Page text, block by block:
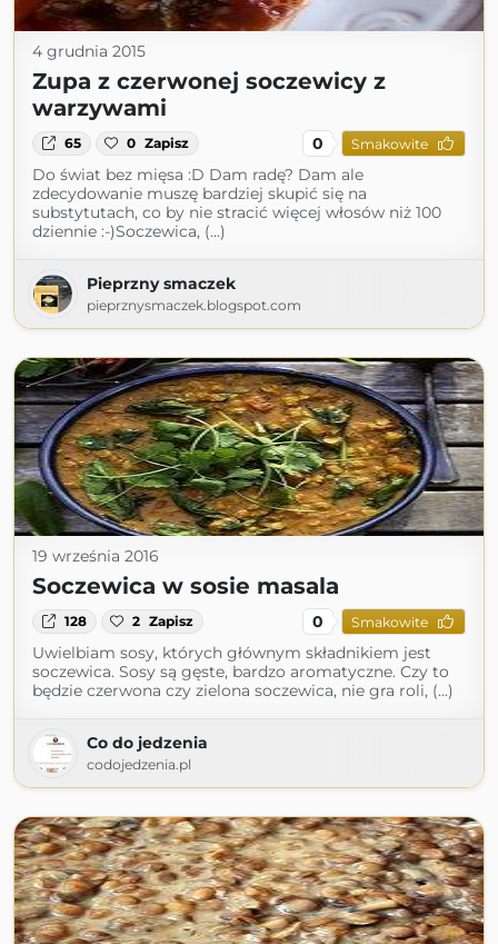
4 grudnia 2015
Zupa z czerwonej soczewicy z
warzywami
65 0 Zapisz 0 Smakowite
Do świat bez mięsa :D Dam radę? Dam ale
zdecydowanie muszę bardziej skupić się na
substytutach, co by nie stracić więcej włosów niż 100
dziennie :-)Soczewica, (...)
Pieprzny smaczek
pieprznysmaczek.blogspot.com
19 września 2016
Soczewica w sosie masala
128 2 Zapisz 0 Smakowite
Uwielbiam sosy, których głównym składnikiem jest
soczewica. Sosy są gęste, bardzo aromatyczne. Czy to
będzie czerwona czy zielona soczewica, nie gra roli, (...)
Co do jedzenia
codojedzenia.pl